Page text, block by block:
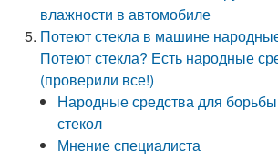
влажности в автомобиле
Потеют стекла в машине
Потеют стекла? Есть народные
(проверили все!)
Народные средства для
стекол
Мнение специалиста